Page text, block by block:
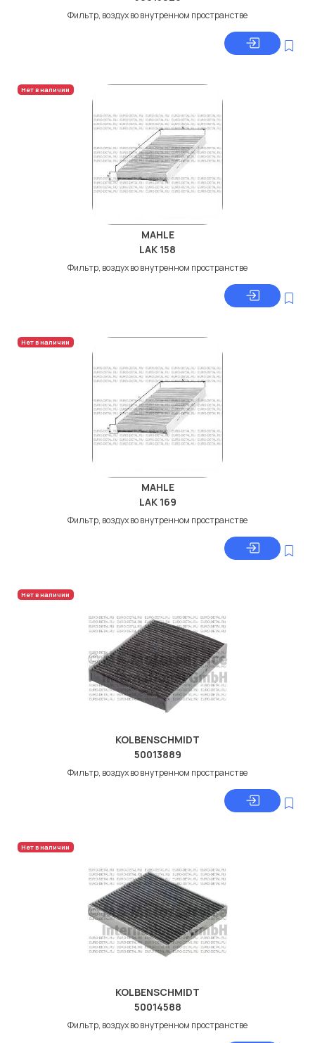
Фильтр, воздух во внутренном пространстве
Нет в наличии
MAHLE
LAK 158
Фильтр, воздух во внутренном пространстве
Нет в наличии
MAHLE
LAK 169
Фильтр, воздух во внутренном пространстве
Нет в наличии
KOLBENSCHMIDT
50013889
Фильтр, воздух во внутренном пространстве
Нет в наличии
KOLBENSCHMIDT
50014588
Фильтр, воздух во внутренном пространстве